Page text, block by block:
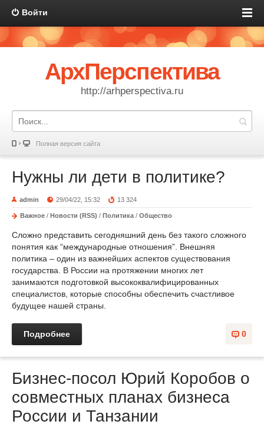
Войти
АрхПерспектива
http://arhperspectiva.ru
Полная версия сайта
Нужны ли дети в политике?
admin 29/04/22, 15:32 13 324
Важное / Новости (RSS) / Политика / Общество
Сложно представить сегодняшний день без такого сложного
понятия как “международные отношения”. Внешняя
политика – один из важнейших аспектов существования
государства. В России на протяжении многих лет
занимаются подготовкой высококвалифицированных
специалистов, которые способны обеспечить счастливое
будущее нашей страны.
0
Подробнее
Бизнес-посол Юрий Коробов о
совместных планах бизнеса
России и Танзании